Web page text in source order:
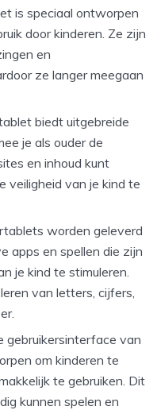
is speciaal ontworpen
door kinderen. Ze zijn
en
ze langer meegaan
biedt uitgebreide
je als ouder de
en inhoud kunt
veiligheid van je kind te
worden geleverd
apps en spellen die zijn
je kind te stimuleren.
van letters, cijfers,
gebruikersinterface van
om kinderen te
te gebruiken. Dit
kunnen spelen en